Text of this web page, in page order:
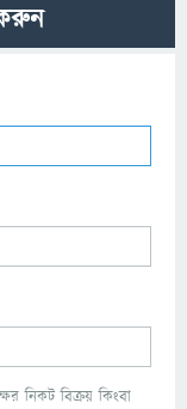
নিকট বিক্রয় কিংবা